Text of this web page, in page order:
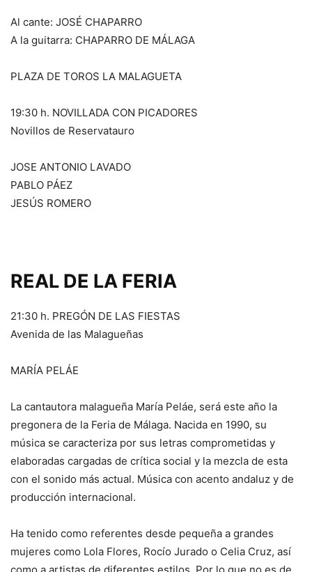
Al cante: JOSÉ CHAPARRO
A la guitarra: CHAPARRO DE MÁLAGA
PLAZA DE TOROS LA MALAGUETA
19:30 h. NOVILLADA CON PICADORES
Novillos de Reservatauro
JOSE ANTONIO LAVADO
PABLO PÁEZ
JESÚS ROMERO
REAL DE LA FERIA
21:30 h. PREGÓN DE LAS FIESTAS
Avenida de las Malagueñas
MARÍA PELÁE
La cantautora malagueña María Peláe, será este año la
pregonera de la Feria de Málaga. Nacida en 1990, su
música se caracteriza por sus letras comprometidas y
elaboradas cargadas de crítica social y la mezcla de esta
con el sonido más actual. Música con acento andaluz y de
producción internacional.
Ha tenido como referentes desde pequeña a grandes
mujeres como Lola Flores, Rocío Jurado o Celia Cruz, así